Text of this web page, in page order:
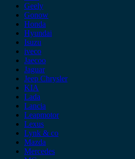
Geely
Gonow
Honda
Hyundai
Isuzu
iveco
Jaecoo
Jaguar
Jeep Chrysler
KIA
Lada
Lancia
Leapmotor
Lexus
Lynk & co
Mazda
Mercedes